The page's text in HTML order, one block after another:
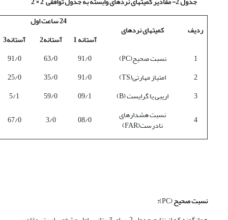
ردیف کمیت­های نرده­ای
24 ساعت اول
آستانه 1
آستانه2
آستانه3
1
نسبت صحیح(PC) 91/0
63/0
91/0
2
امتیاز مهارتی(TS) 91/0
35/0
25/0
3
اریبی یا گرایست (B) 09/1
59/0
5/1
4
نسبت هشدارهای
نادرست(FAR) 08/0
3/0
67/0
نسبت صحیح(PC)
: